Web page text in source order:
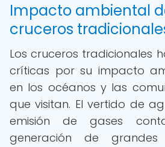
Impacto ambiental
cruceros
Los cruceros tradicionales
críticas por su impacto
en los océanos y las
que visitan. El vertido de
emisión de gases
generación de